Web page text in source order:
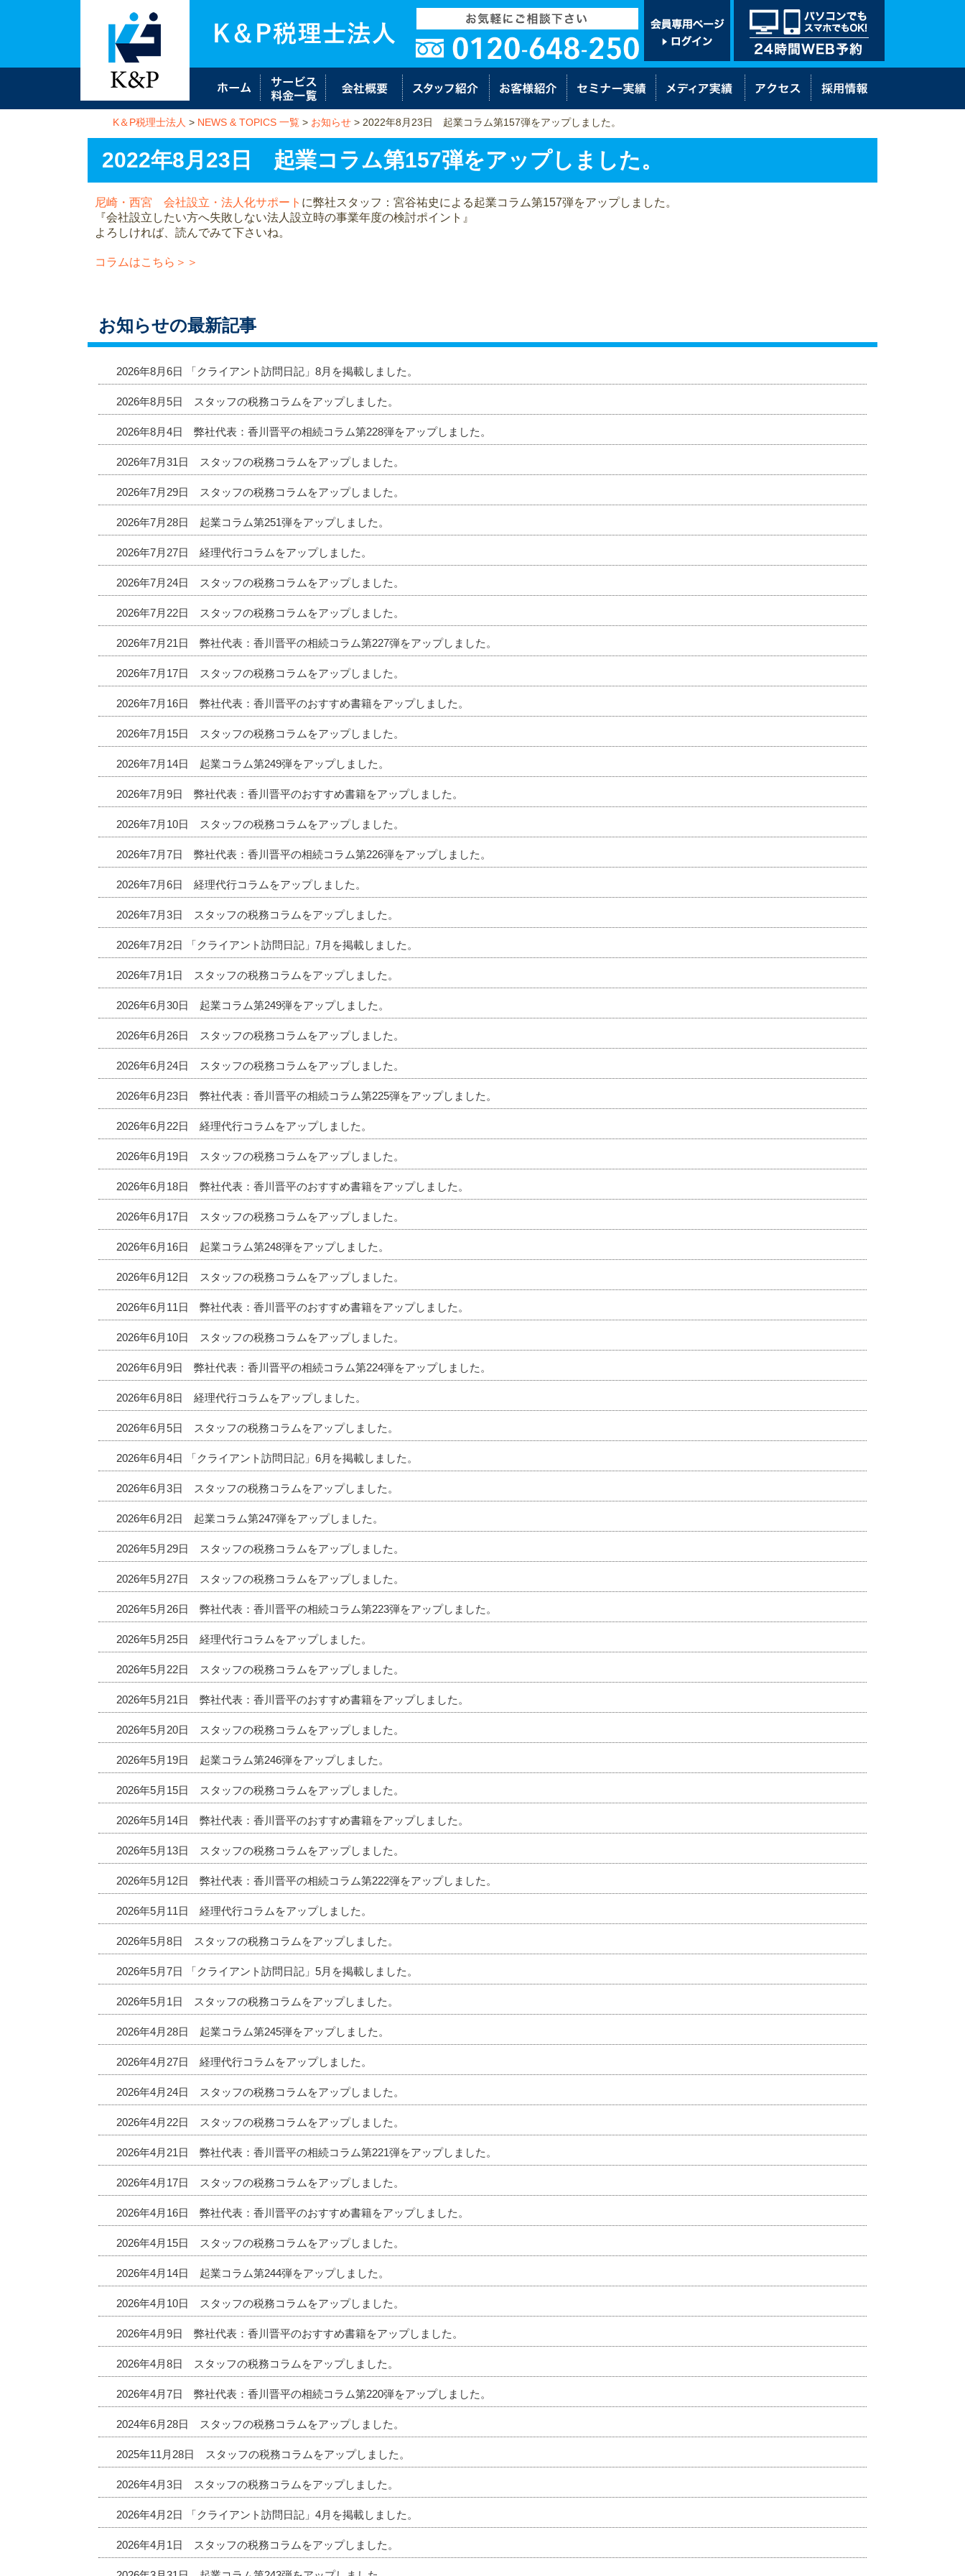
K＆P税理士法人 > NEWS & TOPICS 一覧 > お知らせ > 2022年8月23日 起業コラム第157弾をアップしました。
2022年8月23日 起業コラム第157弾をアップしました。
尼崎・西宮 会社設立・法人化サポート に弊社スタッフ：宮谷祐史による起業コラム第157弾をアップしました。
『会社設立したい方へ失敗しない法人設立時の事業年度の検討ポイント』
よろしければ、読んでみて下さいね。
コラムはこちら＞＞
お知らせの最新記事
2026年8月6日 「クライアント訪問日記」8月を掲載しました。
2026年8月5日 スタッフの税務コラムをアップしました。
2026年8月4日 弊社代表：香川晋平の相続コラム第228弾をアップしました。
2026年7月31日 スタッフの税務コラムをアップしました。
2026年7月29日 スタッフの税務コラムをアップしました。
2026年7月28日 起業コラム第251弾をアップしました。
2026年7月27日 経理代行コラムをアップしました。
2026年7月24日 スタッフの税務コラムをアップしました。
2026年7月22日 スタッフの税務コラムをアップしました。
2026年7月21日 弊社代表：香川晋平の相続コラム第227弾をアップしました。
2026年7月17日 スタッフの税務コラムをアップしました。
2026年7月16日 弊社代表：香川晋平のおすすめ書籍をアップしました。
2026年7月15日 スタッフの税務コラムをアップしました。
2026年7月14日 起業コラム第249弾をアップしました。
2026年7月9日 弊社代表：香川晋平のおすすめ書籍をアップしました。
2026年7月10日 スタッフの税務コラムをアップしました。
2026年7月7日 弊社代表：香川晋平の相続コラム第226弾をアップしました。
2026年7月6日 経理代行コラムをアップしました。
2026年7月3日 スタッフの税務コラムをアップしました。
2026年7月2日 「クライアント訪問日記」7月を掲載しました。
2026年7月1日 スタッフの税務コラムをアップしました。
2026年6月30日 起業コラム第249弾をアップしました。
2026年6月26日 スタッフの税務コラムをアップしました。
2026年6月24日 スタッフの税務コラムをアップしました。
2026年6月23日 弊社代表：香川晋平の相続コラム第225弾をアップしました。
2026年6月22日 経理代行コラムをアップしました。
2026年6月19日 スタッフの税務コラムをアップしました。
2026年6月18日 弊社代表：香川晋平のおすすめ書籍をアップしました。
2026年6月17日 スタッフの税務コラムをアップしました。
2026年6月16日 起業コラム第248弾をアップしました。
2026年6月12日 スタッフの税務コラムをアップしました。
2026年6月11日 弊社代表：香川晋平のおすすめ書籍をアップしました。
2026年6月10日 スタッフの税務コラムをアップしました。
2026年6月9日 弊社代表：香川晋平の相続コラム第224弾をアップしました。
2026年6月8日 経理代行コラムをアップしました。
2026年6月5日 スタッフの税務コラムをアップしました。
2026年6月4日 「クライアント訪問日記」6月を掲載しました。
2026年6月3日 スタッフの税務コラムをアップしました。
2026年6月2日 起業コラム第247弾をアップしました。
2026年5月29日 スタッフの税務コラムをアップしました。
2026年5月27日 スタッフの税務コラムをアップしました。
2026年5月26日 弊社代表：香川晋平の相続コラム第223弾をアップしました。
2026年5月25日 経理代行コラムをアップしました。
2026年5月22日 スタッフの税務コラムをアップしました。
2026年5月21日 弊社代表：香川晋平のおすすめ書籍をアップしました。
2026年5月20日 スタッフの税務コラムをアップしました。
2026年5月19日 起業コラム第246弾をアップしました。
2026年5月15日 スタッフの税務コラムをアップしました。
2026年5月14日 弊社代表：香川晋平のおすすめ書籍をアップしました。
2026年5月13日 スタッフの税務コラムをアップしました。
2026年5月12日 弊社代表：香川晋平の相続コラム第222弾をアップしました。
2026年5月11日 経理代行コラムをアップしました。
2026年5月8日 スタッフの税務コラムをアップしました。
2026年5月7日 「クライアント訪問日記」5月を掲載しました。
2026年5月1日 スタッフの税務コラムをアップしました。
2026年4月28日 起業コラム第245弾をアップしました。
2026年4月27日 経理代行コラムをアップしました。
2026年4月24日 スタッフの税務コラムをアップしました。
2026年4月22日 スタッフの税務コラムをアップしました。
2026年4月21日 弊社代表：香川晋平の相続コラム第221弾をアップしました。
2026年4月17日 スタッフの税務コラムをアップしました。
2026年4月16日 弊社代表：香川晋平のおすすめ書籍をアップしました。
2026年4月15日 スタッフの税務コラムをアップしました。
2026年4月14日 起業コラム第244弾をアップしました。
2026年4月10日 スタッフの税務コラムをアップしました。
2026年4月9日 弊社代表：香川晋平のおすすめ書籍をアップしました。
2026年4月8日 スタッフの税務コラムをアップしました。
2026年4月7日 弊社代表：香川晋平の相続コラム第220弾をアップしました。
2024年6月28日 スタッフの税務コラムをアップしました。
2025年11月28日 スタッフの税務コラムをアップしました。
2026年4月3日 スタッフの税務コラムをアップしました。
2026年4月2日 「クライアント訪問日記」4月を掲載しました。
2026年4月1日 スタッフの税務コラムをアップしました。